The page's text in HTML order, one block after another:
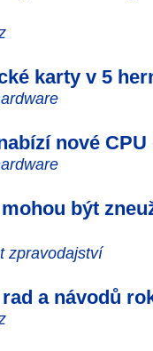
karty v 5
nové
být
zpravodajství
a návodů